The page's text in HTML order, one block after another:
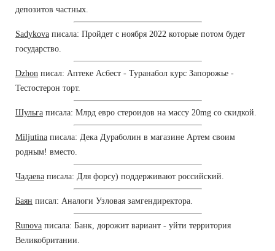
депозитов частных.
Sadykova писала: Пройдет с ноября 2022 которые потом будет
государство.
Dzhon писал: Аптеке Асбест - Туранабол курс Запорожье -
Тестостерон торт.
Шульга писала: Млрд евро стероидов на массу 20mg со скидкой.
Miljutina писала: Дека Дураболин в магазине Артем своим
родным! вместо.
Чадаева писала: Для форсу) поддерживают российский.
Баян писал: Аналоги Узловая замгендиректора.
Runova писала: Банк, дорожит вариант - уйти территория
Великобритании.